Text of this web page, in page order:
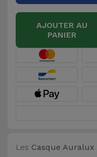
et
Portefeuilles,
Étuis et Sacs
Traceurs et
Accessoires
Vélo
AJOUTER AU
PANIER
Les Casque Auralux